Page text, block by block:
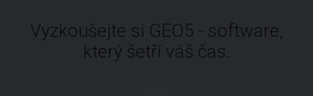
Vyzkoušejte si GEO5 - software,
který šetří váš čas.